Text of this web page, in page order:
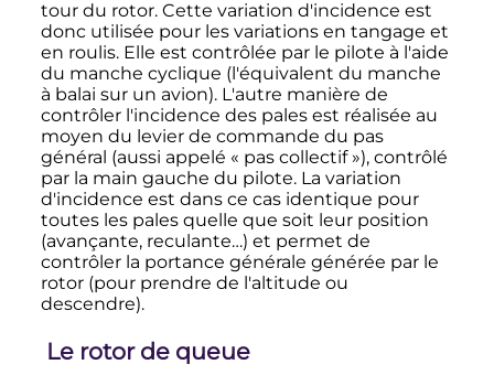
tour du rotor. Cette variation d'incidence est
donc utilisée pour les variations en tangage et
en roulis. Elle est contrôlée par le pilote à l'aide
du manche cyclique (l'équivalent du manche
à balai sur un avion). L'autre manière de
contrôler l'incidence des pales est réalisée au
moyen du levier de commande du pas
général (aussi appelé « pas collectif »), contrôlé
par la main gauche du pilote. La variation
d'incidence est dans ce cas identique pour
toutes les pales quelle que soit leur position
(avançante, reculante…) et permet de
contrôler la portance générale générée par le
rotor (pour prendre de l'altitude ou
descendre).
Le rotor de queue